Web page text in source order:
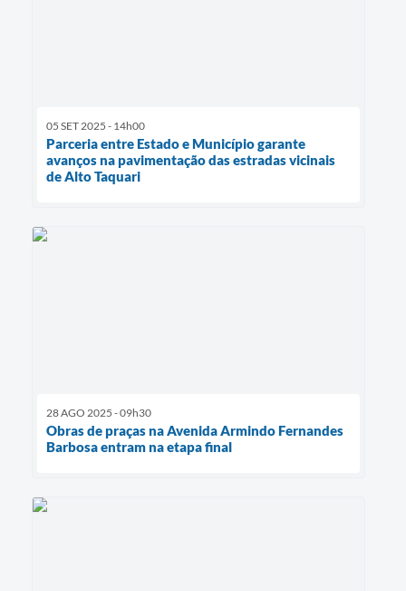
05 SET 2025 - 14h00
Parceria entre Estado e Município garante
avanços na pavimentação das estradas vicinais
de Alto Taquari
28 AGO 2025 - 09h30
Obras de praças na Avenida Armindo Fernandes
Barbosa entram na etapa final